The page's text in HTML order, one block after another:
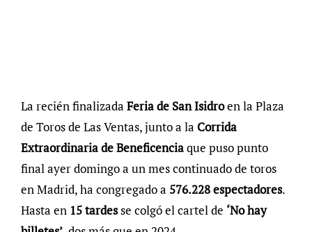
La recién finalizada Feria de San Isidroen la Plaza
de Toros de Las Ventas, junto a la Corrida
Extraordinaria de Beneficenciaque puso punto
final ayer domingo a un mes continuado de toros
en Madrid, ha congregado a 576.228 espectadores.
Hasta en 15 tardesse colgó el cartel de ‘No hay